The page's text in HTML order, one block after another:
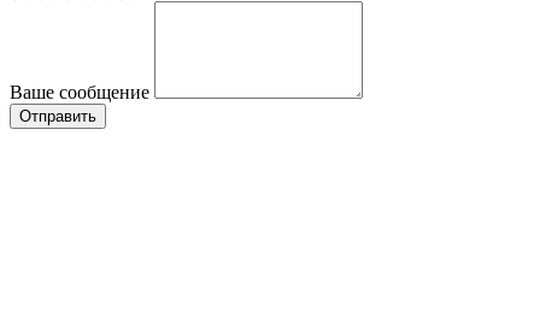
Ваше сообщение